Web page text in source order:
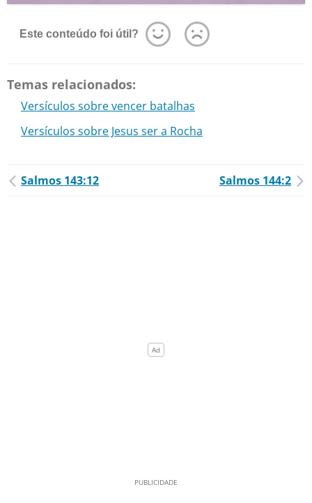
Este conteúdo foi útil?
Temas relacionados:
Versículos sobre vencer batalhas
Versículos sobre Jesus ser a Rocha
Salmos 143:12 Salmos 144:2